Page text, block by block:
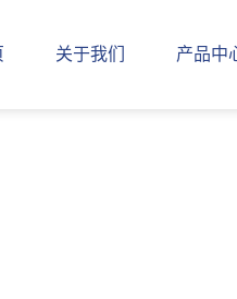
关于我们 产品中